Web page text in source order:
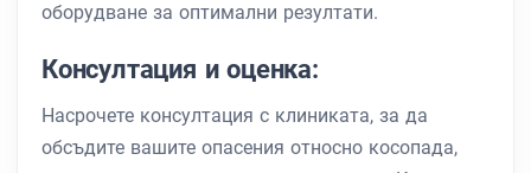
оборудване за оптимални резултати.
Консултация и оценка:
Насрочете консултация с клиниката, за да
обсъдите вашите опасения относно косопада,